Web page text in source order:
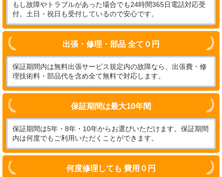
もし故障やトラブルがあった場合でも24時間365日電話対応受
付。土日・祝日も受付しているので安心です。
出張・修理・部品 全て０円
保証期間内は無料出張サービス規定内の故障なら、出張費・修
理技術料・部品代を含め全て無料で対応します。
保証期間は最大10年間
保証期間は5年・8年・10年からお選びいただけます。保証期間
内は何度でもご利用いただくことができます。
何度修理しても 費用０円